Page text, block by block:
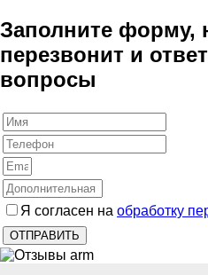
Заполните форму,
перезвонит и
вопросы
Я согласен на обработку